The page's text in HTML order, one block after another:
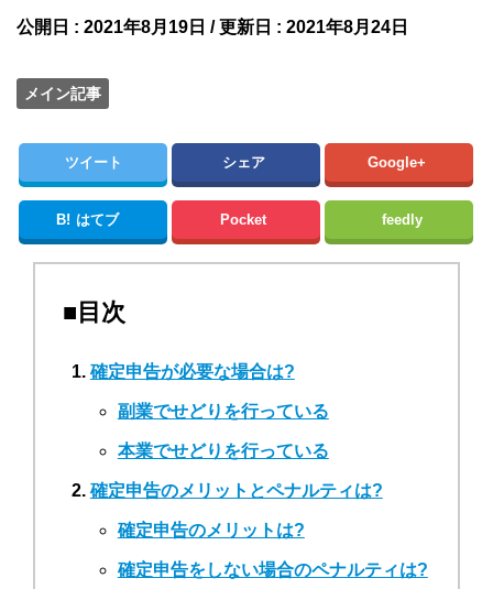
公開日 : 2021年8月19日 / 更新日 : 2021年8月24日
メイン記事
ツイート シェア Google+
B! はてブ Pocket feedly
■目次
確定申告が必要な場合は?
副業でせどりを行っている
本業でせどりを行っている
確定申告のメリットとペナルティは?
確定申告のメリットは?
確定申告をしない場合のペナルティは?